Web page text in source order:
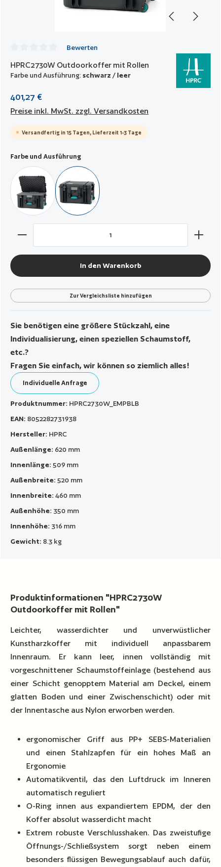
Bewerten
HPRC2730W Outdoorkoffer mit Rollen
Farbe und Ausführung: schwarz / leer
401,27 €
Preise inkl. MwSt. zzgl. Versandkosten
Versandfertig in 15 Tagen, Lieferzeit 1-3 Tage
Farbe und Ausführungauswählen
schwarz / mit Würfelschaumstoff
schwarz / leer
Produkt Anzahl: Gib den gewünschten Wert ein oder
In den Warenkorb
Zur Vergleichsliste hinzufügen
Sie benötigen eine größere Stückzahl, eine
Individualisierung, einen speziellen Schaumstoff,
etc.?
Fragen Sie einfach, wir können so ziemlich alles!
Individuelle Anfrage
Produktnummer: HPRC2730W_EMPBLB
EAN: 8052282731938
Hersteller: HPRC
Außenlänge: 620 mm
Innenlänge: 509 mm
Außenbreite: 520 mm
Innenbreite:460 mm
Außenhöhe: 350 mm
Innenhöhe: 316 mm
Gewicht: 8.3 kg
Produktinformationen "HPRC2730W
Outdoorkoffer mit Rollen"
Leichter, wasserdichter und unverwüstlicher
Kunstharzkoffer mit individuell anpassbarem
Innenraum. Er kann leer, innen vollständig mit
vorgeschnittener Schaumstoffeinlage (bestehend aus
einer Schicht genopptem Material am Deckel, einem
glatten Boden und einer Zwischenschicht) oder mit
der Innentasche aus Nylon erworben werden.
ergonomischer Griff aus PP+ SEBS-Materialien
und einen Stahlzapfen für ein hohes Maß an
Ergonomie
Automatikventil, das den Luftdruck im Inneren
automatisch reguliert
O-Ring innen aus expandiertem EPDM, der den
Koffer absolut wasserdicht macht
Extrem robuste Verschlusshaken. Das zweistufige
Öffnungs-/Schließsystem sorgt neben einem
besonders flüssigen Bewegungsablauf auch dafür,